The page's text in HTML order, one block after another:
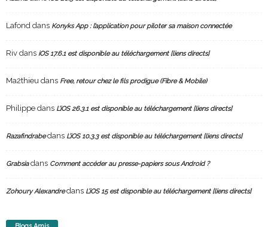
Lafond dans Konyks App : l’application pour piloter sa maison connectée
Riv dans iOS 17.6.1 est disponible au téléchargement [liens directs]
Ma2thieu dans Free, retour chez le fils prodigue (Fibre & Mobile)
Philippe dans L’iOS 26.3.1 est disponible au téléchargement [liens directs]
Razafindrabedans L’iOS 10.3.3 est disponible au téléchargement [liens directs]
Grabsiadans Comment accéder au presse-papiers sous Android ?
Zohoury Alexandredans L’iOS 15 est disponible au téléchargement [liens directs]